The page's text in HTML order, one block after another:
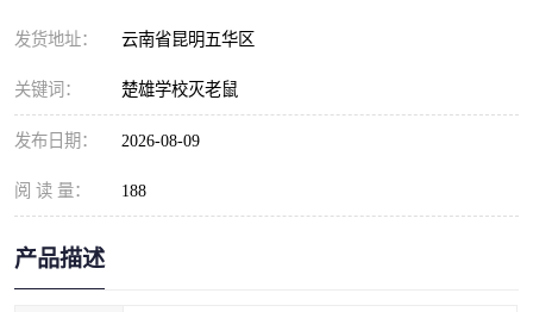
发货地址： 云南省昆明五华区
关键词： 楚雄学校灭老鼠
发布日期： 2026-08-09
阅 读 量： 188
产品描述